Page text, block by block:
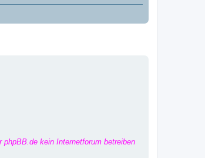
kein Internetforum betreiben